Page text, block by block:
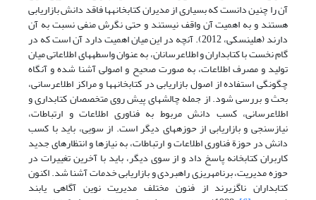
آن را چنین دانست که بسیاری از مدیران کتابخانه‏ها فاقد دانش بازاریابی
هستند و به اهمیت آن واقف نیستند و حتی نگرش منفی نسبت به آن
دارند (هلینسکی، 2012). آنچه در این میان اهمیت دارد آن است که در
گام نخست با کتابداران و اطلاع‏رسانان، به عنوان واسطه‏های اطلاعاتی میان
تولید و مصرف اطلاعات، به صورت صحیح و اصولی آشنا شده و آن‏گاه
چگونگی استفاده از اصول بازاریابی در کتابخانه‏ها و مراکز اطلاع‏رسانی،
بحث و بررسی شود. از جمله چالش‏های پیش روی متخصصان کتابداری و
اطلاع‏رسانی، کسب دانش مربوط به فناوری اطلاعات و ارتباطات،
نیازسنجی و بازاریابی از حوزه‏های دیگر است. از سویی، باید با کسب
دانش در حوزة فناوری اطلاعات و ارتباطات، به نیازها و انتظارهای جدید
کاربران کتابخانه پاسخ داد و از سوی دیگر، باید با آخرین تغییرات در
حوزه مدیریت، برنامه‏ریزی راهبردی و بازاریابی خدمات آشنا شد. اکنون
کتابداران ناگزیرند از فنون مختلف مدیریت نوین آگاهی یابند